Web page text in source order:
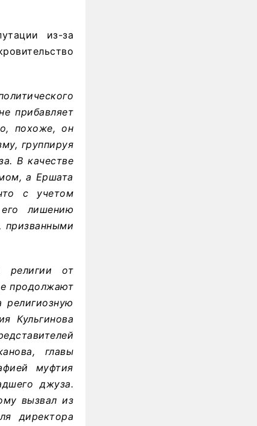
из-за
прибавляет
похоже, он
группируя
В качестве
а Ершата
с учетом
лишению
призванными
религии от
продолжают
религиозную
Кульгинова
главы
муфтия
джуза.
вызвал из
директора